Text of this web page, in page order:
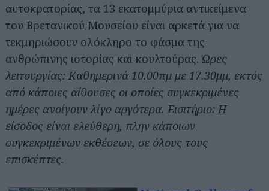
αυτοκρατορίας, τα 13 εκατομμύρια αντικείμενα
του Βρετανικού Μουσείου είναι αρκετά για να
τεκμηριώσουν ολόκληρο το φάσμα της
ανθρώπινης ιστορίας και κουλτούρας.Ώρες
λειτουργίας: Καθημερινά 10.00πμ με 17.30μμ, εκτός
από κάποιες αίθουσες οι οποίες συγκεκριμένες
ημέρες ανοίγουν λίγο αργότερα. Εισιτήριο: Η
είσοδος είναι ελεύθερη, πλην κάποιων
συγκεκριμένων εκθέσεων, σε όλους τους
επισκέπτες.
Αναζήτηση